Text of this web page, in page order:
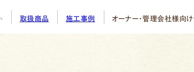
取扱商品 施工事例 オーナー・管理会社様向け